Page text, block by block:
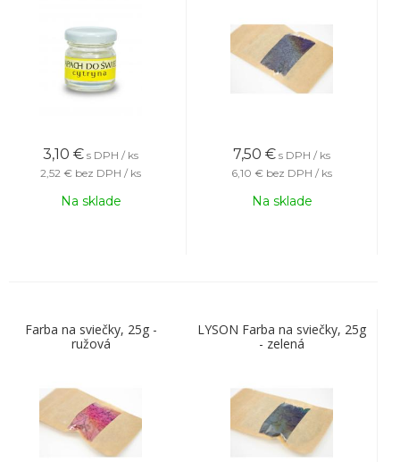
3,10 € s DPH / ks
2,52 € bez DPH / ks
Na sklade
7,50 € s DPH / ks
6,10 € bez DPH / ks
Na sklade
Farba na sviečky, 25g -
ružová
LYSON Farba na sviečky, 25g
- zelená